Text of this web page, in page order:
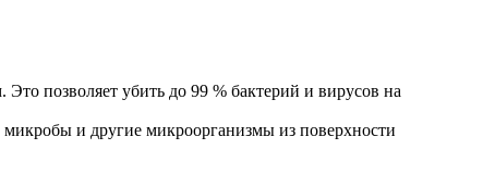
позволяет убить до 99 % бактерий и вирусов на
микробы и другие микроорганизмы из поверхности